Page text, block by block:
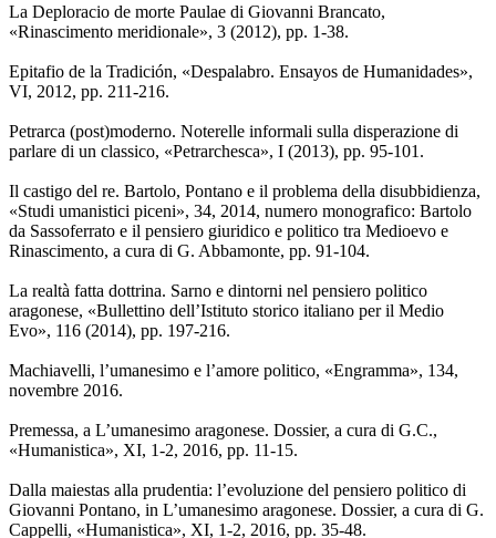
La Deploracio de morte Paulae di Giovanni Brancato,
«Rinascimento meridionale», 3 (2012), pp. 1-38.
Epitafio de la Tradición, «Despalabro. Ensayos de Humanidades»,
VI, 2012, pp. 211-216.
Petrarca (post)moderno. Noterelle informali sulla disperazione di
parlare di un classico, «Petrarchesca», I (2013), pp. 95-101.
Il castigo del re. Bartolo, Pontano e il problema della disubbidienza,
«Studi umanistici piceni», 34, 2014, numero monografico: Bartolo
da Sassoferrato e il pensiero giuridico e politico tra Medioevo e
Rinascimento, a cura di G. Abbamonte, pp. 91-104.
La realtà fatta dottrina. Sarno e dintorni nel pensiero politico
aragonese, «Bullettino dell’Istituto storico italiano per il Medio
Evo», 116 (2014), pp. 197-216.
Machiavelli, l’umanesimo e l’amore politico, «Engramma», 134,
novembre 2016.
Premessa, a L’umanesimo aragonese. Dossier, a cura di G.C.,
«Humanistica», XI, 1-2, 2016, pp. 11-15.
Dalla maiestas alla prudentia: l’evoluzione del pensiero politico di
Giovanni Pontano, in L’umanesimo aragonese. Dossier, a cura di G.
Cappelli, «Humanistica», XI, 1-2, 2016, pp. 35-48.